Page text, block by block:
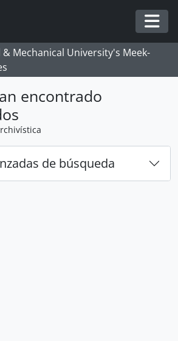
Mechanical University's Meek-
encontrado
de búsqueda